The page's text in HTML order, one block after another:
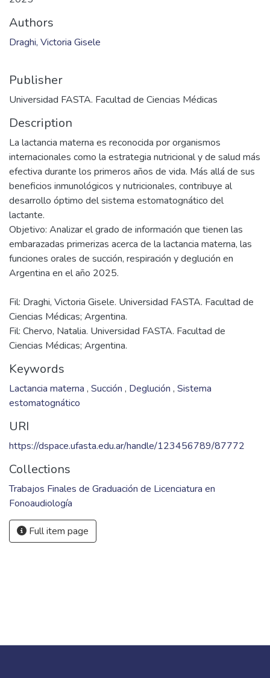
Authors
Draghi, Victoria Gisele
Publisher
Universidad FASTA. Facultad de Ciencias Médicas
Description
La lactancia materna es reconocida por organismos
internacionales como la estrategia nutricional y de salud más
efectiva durante los primeros años de vida. Más allá de sus
beneficios inmunológicos y nutricionales, contribuye al
desarrollo óptimo del sistema estomatognático del
lactante.
Objetivo: Analizar el grado de información que tienen las
embarazadas primerizas acerca de la lactancia materna, las
funciones orales de succión, respiración y deglución en
Fil: Draghi, Victoria Gisele. Universidad FASTA. Facultad de
Ciencias Médicas; Argentina.
Fil: Chervo, Natalia. Universidad FASTA. Facultad de
Ciencias Médicas; Argentina.
Keywords
Lactancia materna , Succión , Deglución , Sistema
estomatognático
URI
https://dspace.ufasta.edu.ar/handle/123456789/87772
Collections
Trabajos Finales de Graduación de Licenciatura en
Fonoaudiología
Full item page